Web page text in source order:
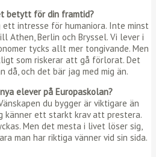
betytt för din framtid?
ett intresse för humaniora. Inte minst
Athen, Berlin och Bryssel. Vi lever i
tycks allt mer tongivande. Men
som riskerar att gå förlorat. Det
då, och det bär jag med mig än.
elever på Europaskolan?
du bygger är viktigare än
känner ett starkt krav att prestera.
Men det mesta i livet löser sig,
man har riktiga vänner vid sin sida.